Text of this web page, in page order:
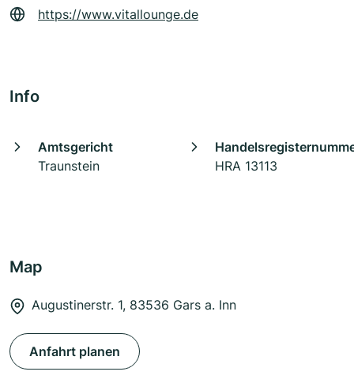
https://www.vitallounge.de
Info
Amtsgericht
Traunstein
HRA 13113
Map
Augustinerstr. 1, 83536 Gars a. Inn
Anfahrt planen